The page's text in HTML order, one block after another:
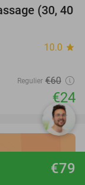
€79
60%
(30, 40
10.0 star
Regulier €60
€24